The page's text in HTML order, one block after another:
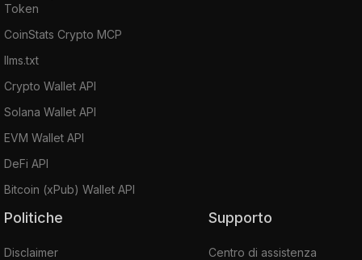
Token
CoinStats Crypto MCP
llms.txt
Crypto Wallet API
Solana Wallet API
EVM Wallet API
DeFi API
Bitcoin (xPub) Wallet API
Politiche
Disclaimer
Supporto
Centro di assistenza